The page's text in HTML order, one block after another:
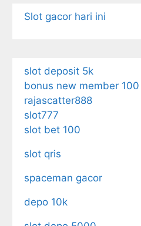
Slot gacor hari ini
slot deposit 5k
bonus new member 100
rajascatter888
slot777
slot bet 100
slot qris
spaceman gacor
depo 10k